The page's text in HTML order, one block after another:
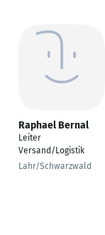
Raphael Bernal
Leiter
Versand/Logistik
Lahr/Schwarzwald